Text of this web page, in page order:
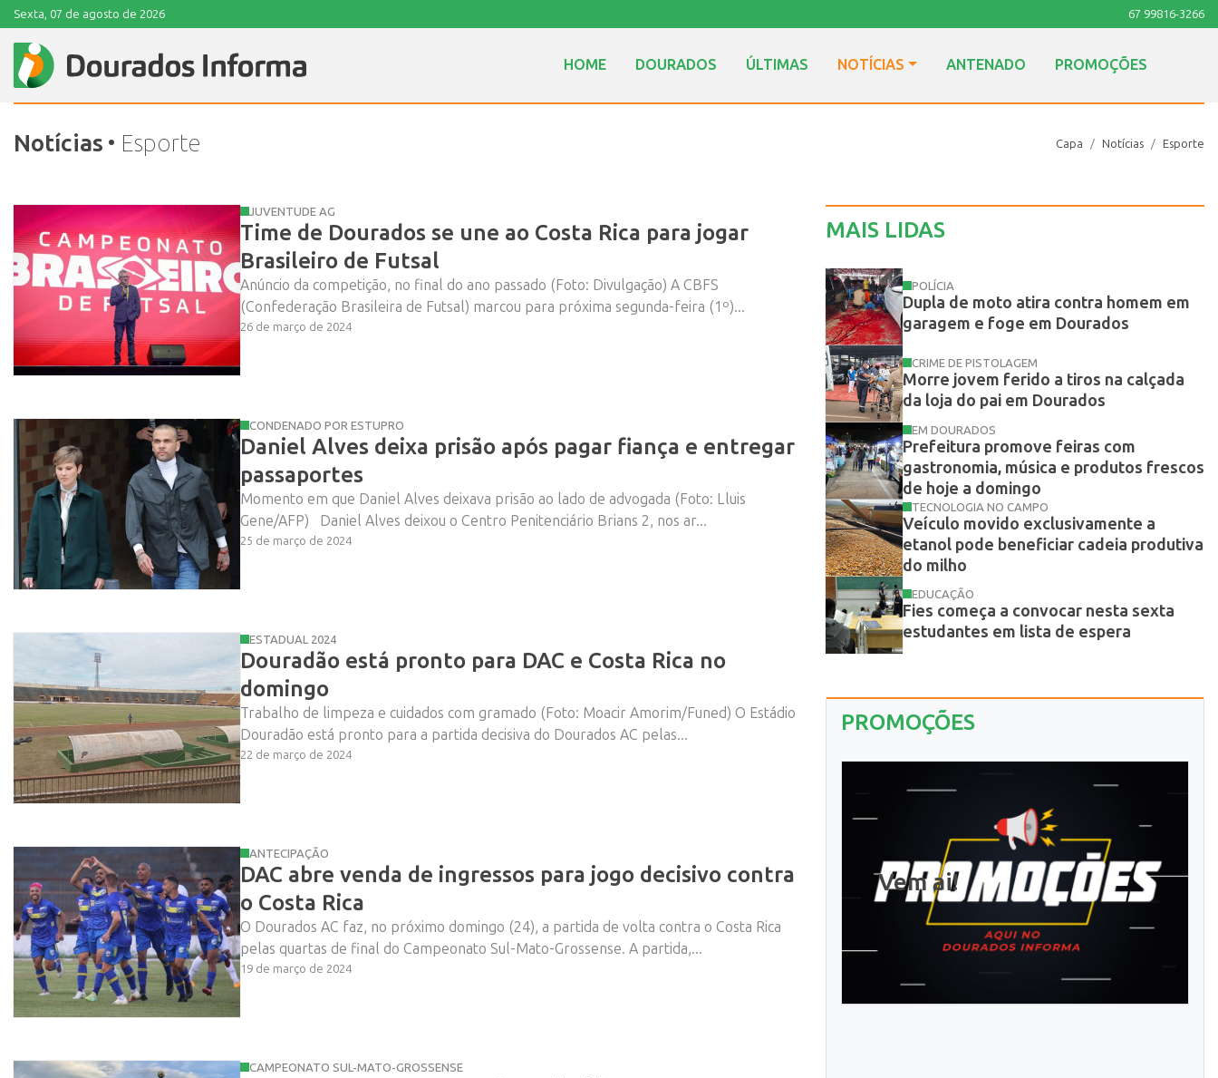
Sexta, 07 de agosto de 2026 67 99816-3266
HOME DOURADOS ÚLTIMAS NOTÍCIAS ANTENADO PROMOÇÕES
Notícias • Esporte Capa Notícias Esporte
JUVENTUDE AG
Time de Dourados se une ao Costa Rica para jogar
Brasileiro de Futsal
Anúncio da competição, no final do ano passado (Foto: Divulgação) A CBFS
(Confederação Brasileira de Futsal) marcou para próxima segunda-feira (1º)...
26 de março de 2024
CONDENADO POR ESTUPRO
Daniel Alves deixa prisão após pagar fiança e entregar
passaportes
Momento em que Daniel Alves deixava prisão ao lado de advogada (Foto: Lluis
Gene/AFP) Daniel Alves deixou o Centro Penitenciário Brians 2, nos ar...
25 de março de 2024
ESTADUAL 2024
Douradão está pronto para DAC e Costa Rica no
domingo
Trabalho de limpeza e cuidados com gramado (Foto: Moacir Amorim/Funed) O Estádio
Douradão está pronto para a partida decisiva do Dourados AC pelas...
22 de março de 2024
ANTECIPAÇÃO
DAC abre venda de ingressos para jogo decisivo contra
o Costa Rica
O Dourados AC faz, no próximo domingo (24), a partida de volta contra o Costa Rica
pelas quartas de final do Campeonato Sul-Mato-Grossense. A partida,...
19 de março de 2024
CAMPEONATO SUL-MATO-GROSSENSE
MAIS LIDAS
POLÍCIA
Dupla de moto atira contra homem em
garagem e foge em Dourados
CRIME DE PISTOLAGEM
Morre jovem ferido a tiros na calçada
da loja do pai em Dourados
EM DOURADOS
Prefeitura promove feiras com
gastronomia, música e produtos frescos
de hoje a domingo
TECNOLOGIA NO CAMPO
Veículo movido exclusivamente a
etanol pode beneficiar cadeia produtiva
do milho
EDUCAÇÃO
Fies começa a convocar nesta sexta
estudantes em lista de espera
PROMOÇÕES
Vem ai! Vem ai!
Vem ai!